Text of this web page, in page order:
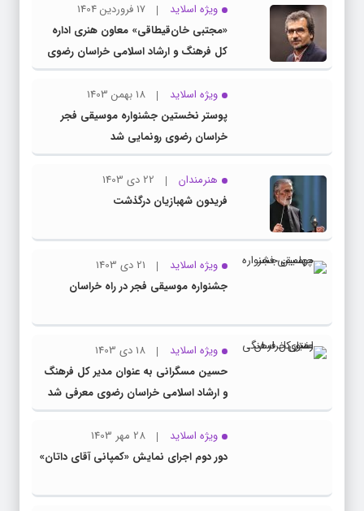
ویژه اسلاید
17 فروردین 1404
«مجتبی خان‌قیطاقی» معاون هنری اداره
کل فرهنگ و ارشاد اسلامی خراسان رضوی
شد
ویژه اسلاید
18 بهمن 1403
پوستر نخستین جشنواره موسیقی فجر
خراسان رضوی رونمایی شد
هنرمندان
22 دی 1403
فریدون شهبازیان درگذشت
ویژه اسلاید
21 دی 1403
جشنواره موسیقی فجر در راه خراسان
ویژه اسلاید
18 دی 1403
حسین مسگرانی به عنوان مدیر کل فرهنگ
و ارشاد اسلامی خراسان رضوی معرفی شد
ویژه اسلاید
28 مهر 1403
دور دوم اجرای نمایش «کمپانی آقای داتان»